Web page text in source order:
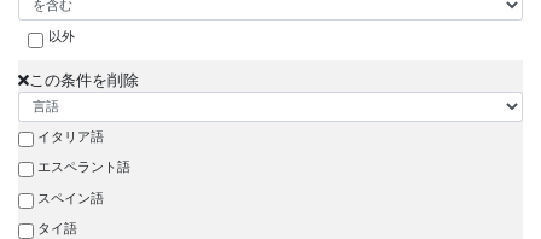
以外
この条件を削除
イタリア語
エスペラント語
スペイン語
タイ語